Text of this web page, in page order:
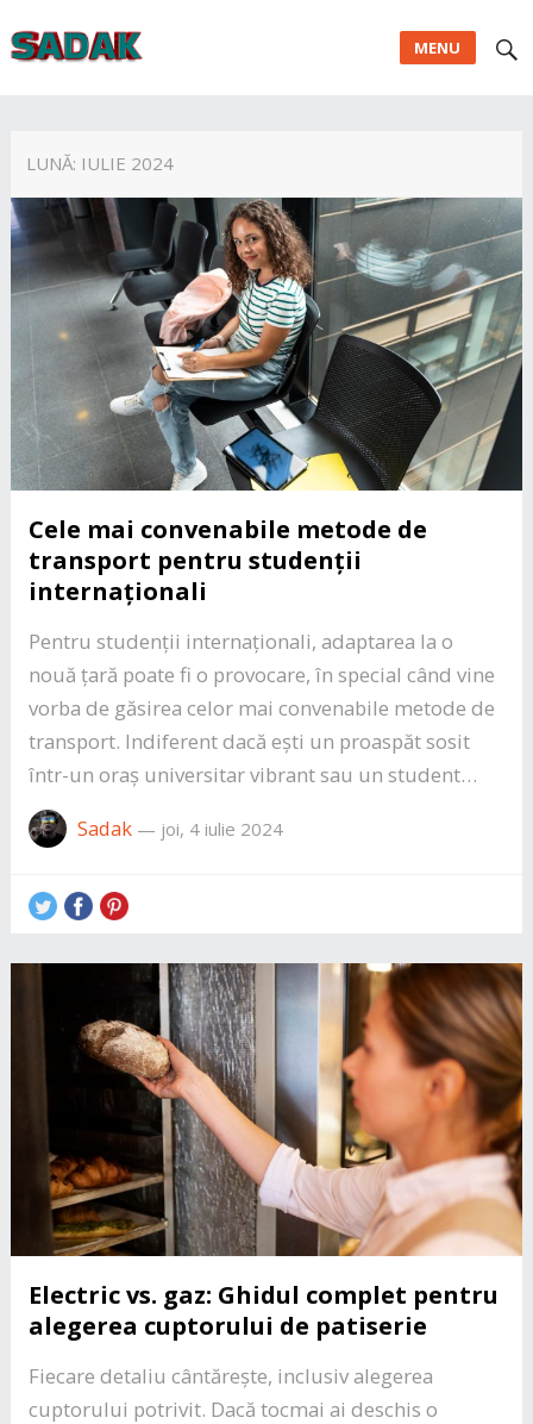
MENU
LUNĂ: IULIE 2024
Cele mai convenabile metode de
transport pentru studenții
internaționali
Pentru studenții internaționali, adaptarea la o
nouă țară poate fi o provocare, în special când vine
vorba de găsirea celor mai convenabile metode de
transport. Indiferent dacă ești un proaspăt sosit
într-un oraș universitar vibrant sau un student…
Sadak— joi, 4 iulie 2024
Electric vs. gaz: Ghidul complet pentru
alegerea cuptorului de patiserie
Fiecare detaliu cântărește, inclusiv alegerea
cuptorului potrivit. Dacă tocmai ai deschis o